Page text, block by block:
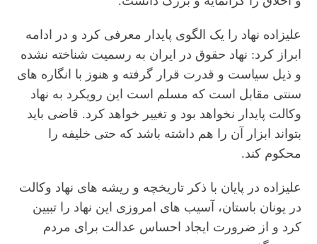
علیزاده نهاد را یک الگوی پایدار معرفی کرد و در ادامه
ابراز کرد: نهاد حقوق در ایران به رسمیت شناخته نشده
و ذیل سیاست و قدرت قرار گرفته و هنوز با انگاره های
سنتی مقابل است که مسلم است این رویکرد به نهاد
وکالت پایدار نخواهد بود و تغییر خواهد کرد. قاضی باید
بتواند ابزار آن را هم داشته باشد که حتی خلیفه را
محکوم کند.
علیزاده در پایان با ذکر تاریخچه و ریشه های نهاد وکالت
در یونان باستان، آسیب های امروزی این نهاد را تبیین
کرد و از ضرورت ایجاد احساس عدالت برای مردم